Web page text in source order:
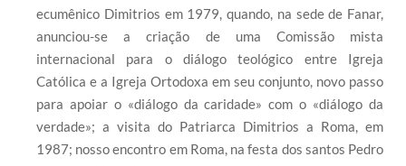
ecumênico Dimitrios em 1979, quando, na sede de Fanar,
anunciou-se a criação de uma Comissão mista
internacional para o diálogo teológico entre Igreja
Católica e a Igreja Ortodoxa em seu conjunto, novo passo
para apoiar o «diálogo da caridade» com o «diálogo da
verdade»; a visita do Patriarca Dimitrios a Roma, em
1987; nosso encontro em Roma, na festa dos santos Pedro